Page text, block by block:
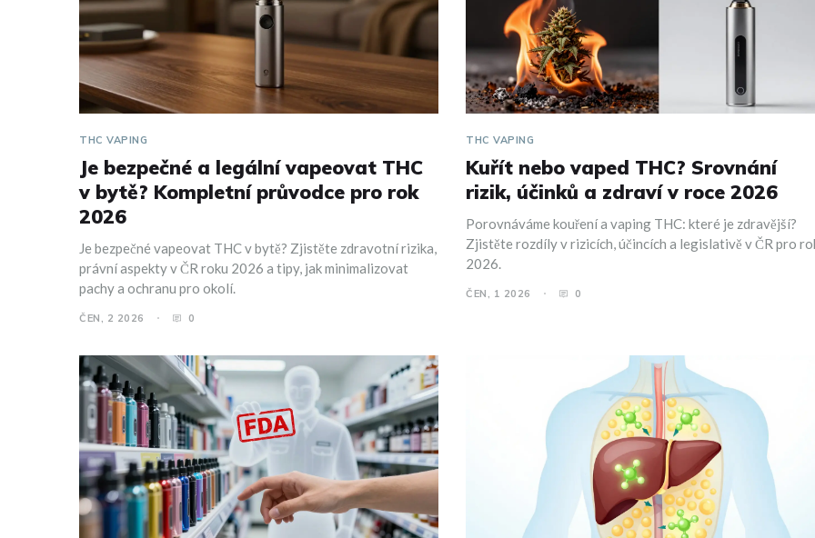
THC VAPING
Je bezpečné a legální vapeovat THC
v bytě? Kompletní průvodce pro rok
2026
Je bezpečné vapeovat THC v bytě? Zjistěte zdravotní rizika,
právní aspekty v ČR roku 2026 a tipy, jak minimalizovat
pachy a ochranu pro okolí.
ČEN, 2 2026 0
THC VAPING
Kuřít nebo vaped THC? Srovnání
rizik, účinků a zdraví v roce 2026
Porovnáváme kouření a vaping THC: které je zdravější?
Zjistěte rozdíly v rizicích, účincích a legislativě v ČR pro
2026.
ČEN, 1 2026 0